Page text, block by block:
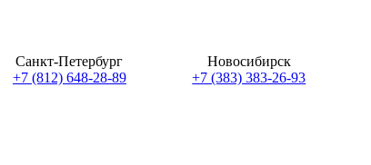
Санкт-Петербург
+7 (812) 648-28-89
Новосибирск
+7 (383) 383-26-93